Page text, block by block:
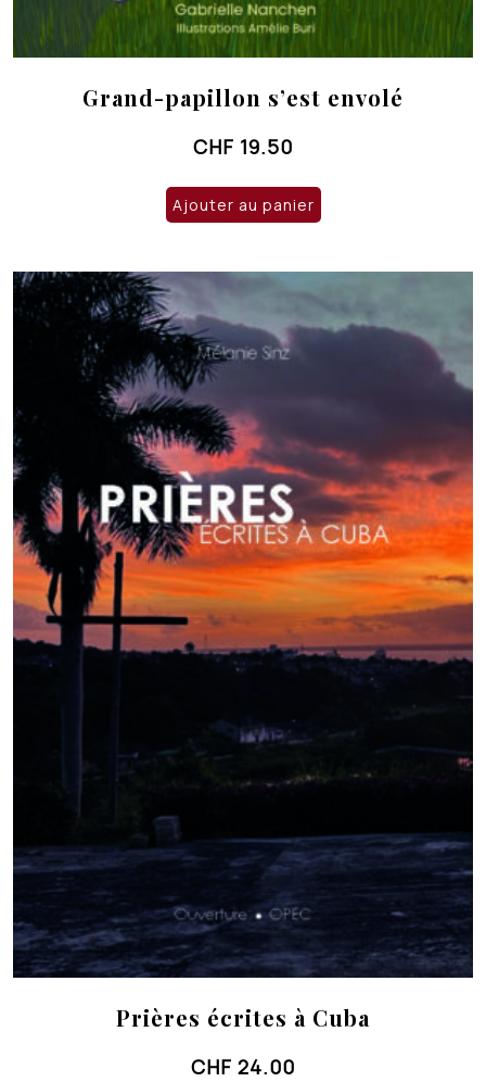
Grand-papillon s’est envolé
CHF 19.50
Ajouter au panier
Prières écrites à Cuba
CHF 24.00